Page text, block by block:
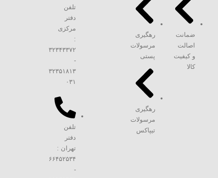
ضمانت
اصالت
و کیفیت
کالا
رهگیری
مرسولات
پستی
رهگیری
مرسولات
تیپاکس
تلفن
دفتر
مرکزی
:
۳۲۳۴۳۳۷۲
-
۳۲۳۵۱۸۱۳
۰۳۱
تلفن
دفتر
تهران :
۶۶۴۵۲۵۳۴
-